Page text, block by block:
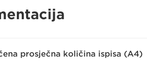
prosječna količina ispisa (A4)